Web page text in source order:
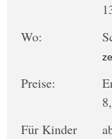
Wo:
Preise:
Für Kinder